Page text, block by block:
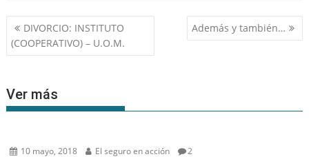
Navegación
de
entradas
DIVORCIO: INSTITUTO
(COOPERATIVO) – U.O.M.
Además y también…
Ver más
10 mayo, 2018 El seguro en acción 2